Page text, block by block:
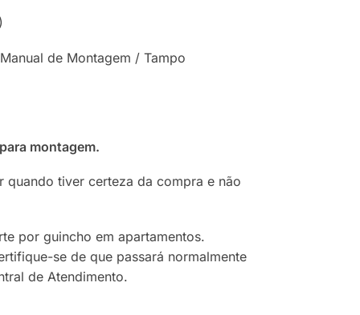
de Montagem / Tampo
montagem.
tiver certeza da compra e não
por guincho em apartamentos.
se de que passará normalmente
de Atendimento.